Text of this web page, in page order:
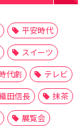
平安時代
スイーツ
代劇
テレビ
田信長
抹茶
展覧会